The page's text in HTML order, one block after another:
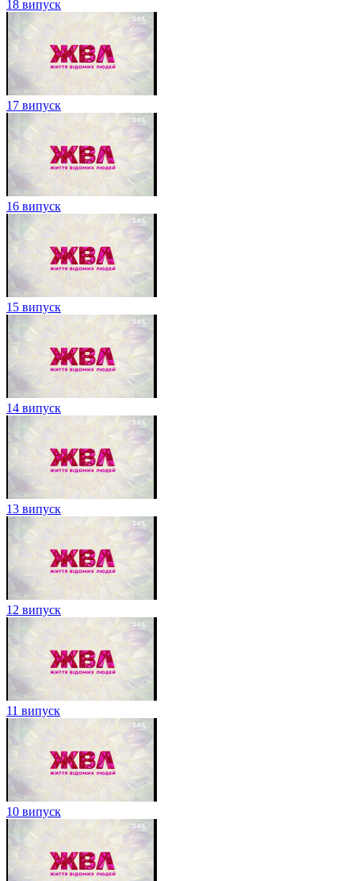
18 випуск
17 випуск
16 випуск
15 випуск
14 випуск
13 випуск
12 випуск
11 випуск
10 випуск